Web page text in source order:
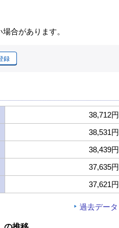
合があります。
録
38,712円
38,531円
38,439円
37,635円
37,621円
過去データ